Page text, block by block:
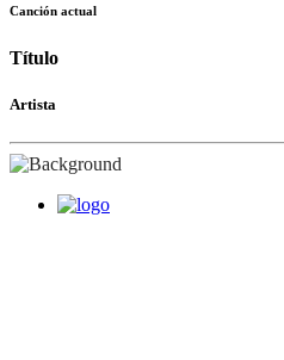
Canción actual
Título
Artista